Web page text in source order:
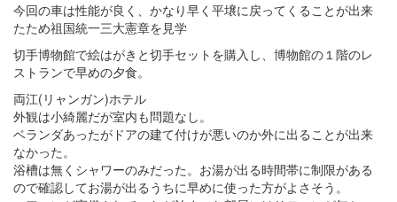
今回の車は性能が良く、かなり早く平壌に戻ってくることが出来
たため祖国統一三大憲章を見学
切手博物館で絵はがきと切手セットを購入し、博物館の１階のレ
ストランで早めの夕食。
両江(リャンガン)ホテル
外観は小綺麗だが室内も問題なし。
ベランダあったがドアの建て付けが悪いのか外に出ることが出来
なかった。
浴槽は無くシャワーのみだった。お湯が出る時間帯に制限がある
ので確認してお湯が出るうちに早めに使った方がよさそう。